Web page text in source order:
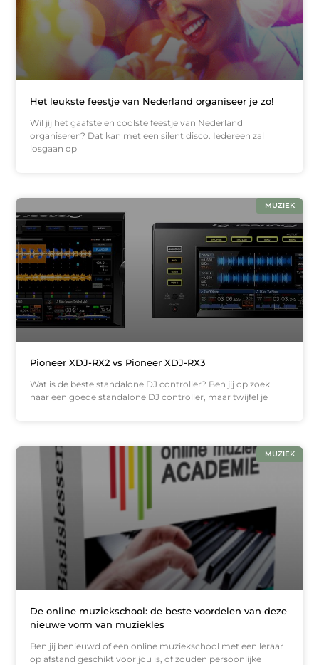
Het leukste feestje van Nederland organiseer je zo!
Wil jij het gaafste en coolste feestje van Nederland
organiseren? Dat kan met een silent disco. Iedereen zal
losgaan op
MUZIEK
Pioneer XDJ-RX2 vs Pioneer XDJ-RX3
Wat is de beste standalone DJ controller? Ben jij op zoek
naar een goede standalone DJ controller, maar twijfel je
MUZIEK
De online muziekschool: de beste voordelen van deze
nieuwe vorm van muziekles
Ben jij benieuwd of een online muziekschool met een leraar
op afstand geschikt voor jou is, of zouden persoonlijke